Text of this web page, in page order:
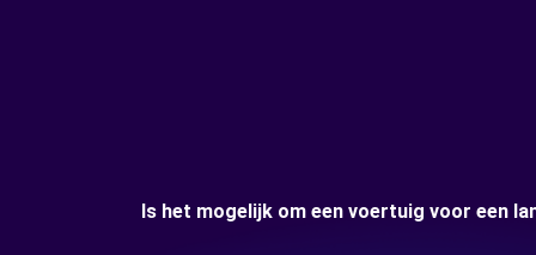
Is het mogelijk om een voertuig voor een